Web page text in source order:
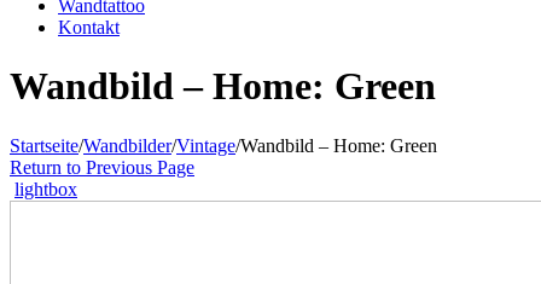
Wandtattoo
Kontakt
Wandbild – Home: Green
Startseite/Wandbilder/Vintage/Wandbild – Home: Green
Return to Previous Page
lightbox